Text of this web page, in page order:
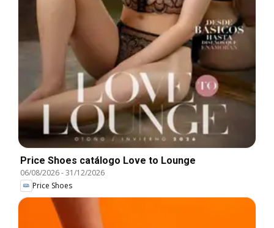
Price Shoes catálogo Love to Lounge
06/08/2026-31/12/2026
Price Shoes